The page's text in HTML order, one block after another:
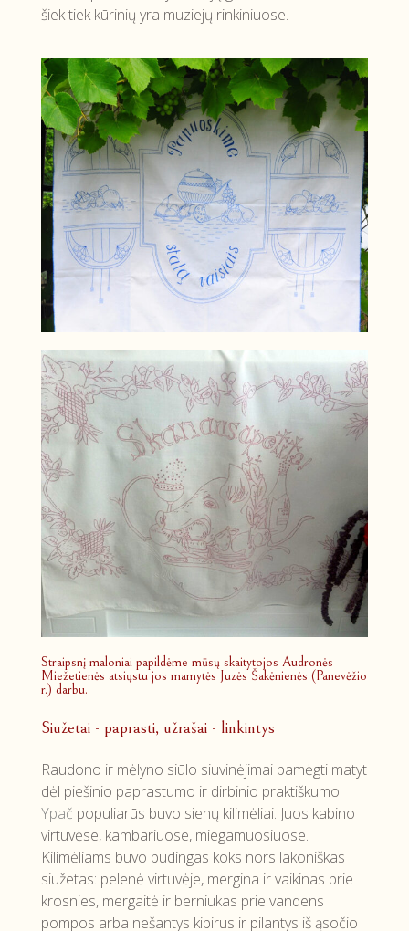
šiek tiek kūrinių yra muziejų rinkiniuose.
Straipsnį maloniai papildėme mūsų skaitytojos Audronės
Miežetienės atsiųstu jos mamytės Juzės Šakėnienės (Panevėžio
r.) darbu.
Siužetai - paprasti, užrašai - linkintys
Raudono ir mėlyno siūlo siuvinėjimai pamėgti matyt
dėl piešinio paprastumo ir dirbinio praktiškumo.
Ypač populiarūs buvo sienų kilimėliai. Juos kabino
virtuvėse, kambariuose, miegamuosiuose.
Kilimėliams buvo būdingas koks nors lakoniškas
siužetas: pelenė virtuvėje, mergina ir vaikinas prie
krosnies, mergaitė ir berniukas prie vandens
pompos arba nešantys kibirus ir pilantys iš ąsočio